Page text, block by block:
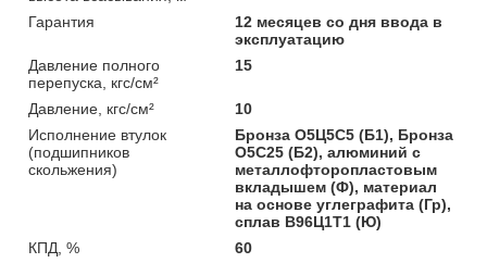
Гарантия
12 месяцев со дня ввода в
эксплуатацию
Давление полного
перепуска, кгс/см²
15
Давление, кгс/см²
10
Исполнение втулок
(подшипников
скольжения)
Бронза О5Ц5С5 (Б1), Бронза
О5С25 (Б2), алюминий с
металлофторопластовым
вкладышем (Ф), материал
на основе углеграфита (Гр),
сплав B96Ц1Т1 (Ю)
КПД, %
60